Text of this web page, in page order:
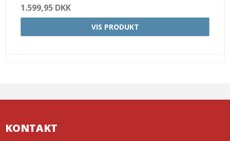
1.599,95 DKK
VIS PRODUKT
KONTAKT